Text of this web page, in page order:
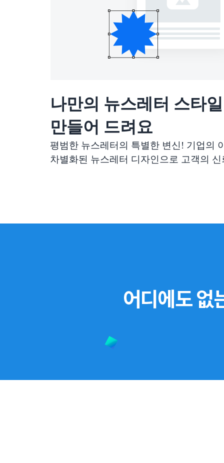
나만의 뉴스레터 스타
만들어 드려요
평범한 뉴스레터의 특별한 변신! 기업의
차별화된 뉴스레터 디자인으로 고객의